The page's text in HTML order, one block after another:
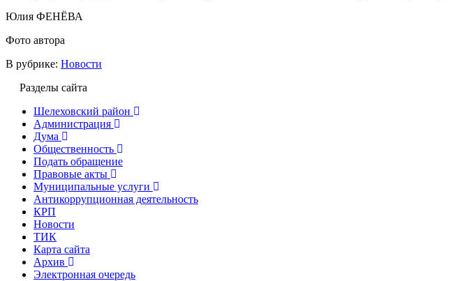
Юлия ФЕНЁВА
Фото автора
В рубрике: Новости
Разделы сайта
Шелеховский район
Администрация
Дума
Общественность
Подать обращение
Правовые акты
Муниципальные услуги
Антикоррупционная деятельность
КРП
Новости
ТИК
Карта сайта
Архив
Электронная очередь